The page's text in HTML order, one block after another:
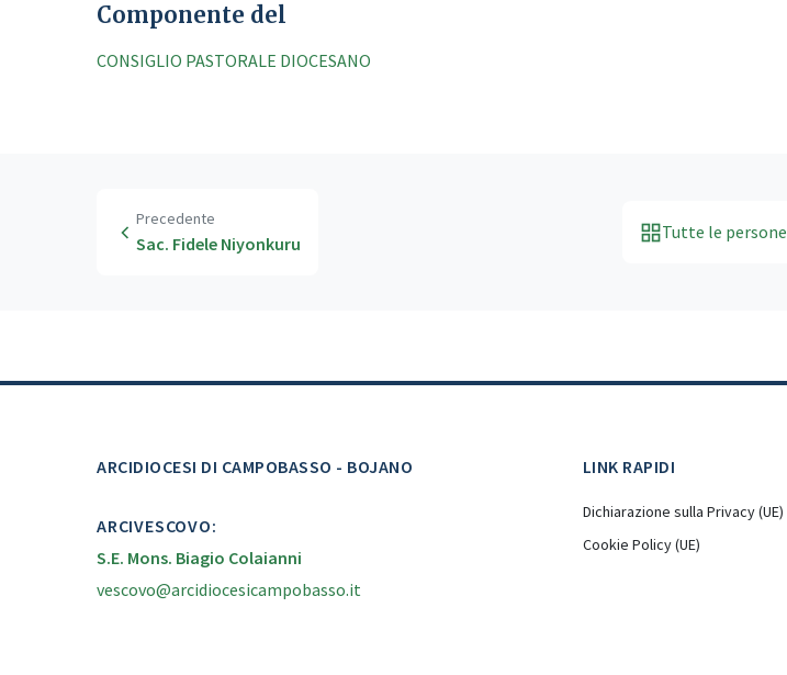
Componente del
CONSIGLIO PASTORALE DIOCESANO
Precedente
Sac. Fidele Niyonkuru
Tutte le persone
ARCIDIOCESI DI CAMPOBASSO - BOJANO
ARCIVESCOVO:
S.E. Mons. Biagio Colaianni
vescovo@arcidiocesicampobasso.it
LINK RAPIDI
Dichiarazione sulla Privacy (UE)
Cookie Policy (UE)